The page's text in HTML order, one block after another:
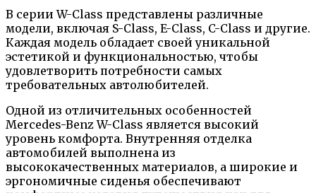
В серии W-Class представлены различные
модели, включая S-Class, E-Class, C-Class и другие.
Каждая модель обладает своей уникальной
эстетикой и функциональностью, чтобы
удовлетворить потребности самых
требовательных автолюбителей.
Одной из отличительных особенностей
Mercedes-Benz W-Class является высокий
уровень комфорта. Внутренняя отделка
автомобилей выполнена из
высококачественных материалов, а широкие и
эргономичные сиденья обеспечивают